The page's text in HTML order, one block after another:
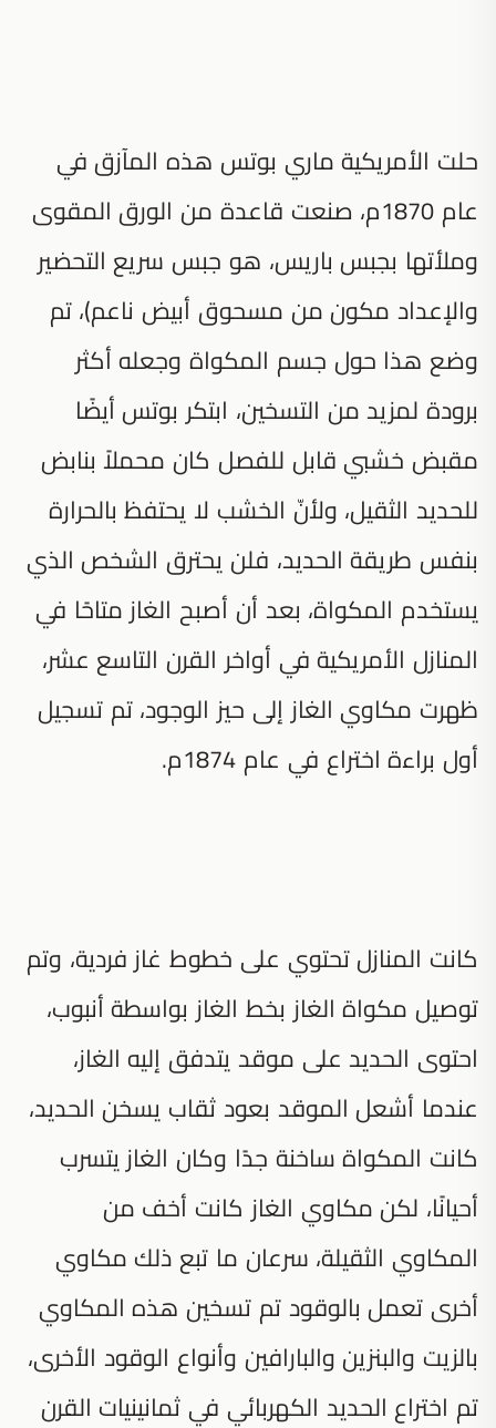
حلت الأمريكية ماري بوتس هذه المآزق في
عام 1870م، صنعت قاعدة من الورق المقوى
وملأتها بجبس باريس، هو جبس سريع التحضير
والإعداد مكون من مسحوق أبيض ناعم)، تم
وضع هذا حول جسم المكواة وجعله أكثر
برودة لمزيد من التسخين، ابتكر بوتس أيضًا
مقبض خشبي قابل للفصل كان محملاً بنابض
للحديد الثقيل، ولأنّ الخشب لا يحتفظ بالحرارة
بنفس طريقة الحديد، فلن يحترق الشخص الذي
يستخدم المكواة، بعد أن أصبح الغاز متاحًا في
المنازل الأمريكية في أواخر القرن التاسع عشر،
ظهرت مكاوي الغاز إلى حيز الوجود، تم تسجيل
أول براءة اختراع في عام 1874م.
كانت المنازل تحتوي على خطوط غاز فردية، وتم
توصيل مكواة الغاز بخط الغاز بواسطة أنبوب،
احتوى الحديد على موقد يتدفق إليه الغاز،
عندما أشعل الموقد بعود ثقاب يسخن الحديد،
كانت المكواة ساخنة جدًا وكان الغاز يتسرب
أحيانًا، لكن مكاوي الغاز كانت أخف من
المكاوي الثقيلة، سرعان ما تبع ذلك مكاوي
أخرى تعمل بالوقود تم تسخين هذه المكاوي
بالزيت والبنزين والبارافين وأنواع الوقود الأخرى،
تم اختراع الحديد الكهربائي في ثمانينيات القرن